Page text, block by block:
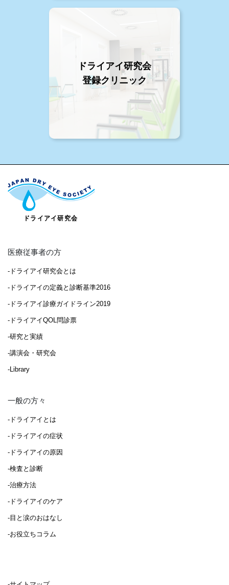
ドライアイ研究会
登録クリニック
医療従事者の方
-ドライアイ研究会とは
-ドライアイの定義と診断基準2016
-ドライアイ診療ガイドライン2019
-ドライアイQOL問診票
-研究と実績
-講演会・研究会
-Library
一般の方々
-ドライアイとは
-ドライアイの症状
-ドライアイの原因
-検査と診断
-治療方法
-ドライアイのケア
-目と涙のおはなし
-お役立ちコラム